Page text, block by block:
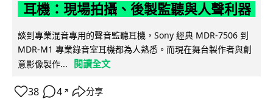
耳機：現場拍攝、後製監聽與人聲利器
談到專業混音專用的聲音監聽耳機，Sony 經典 MDR-7506 到
MDR-M1 專業錄音室耳機都為人熟悉。而現在舞台製作者與創
意影像製作...
閱讀全文
38 4 ↗ 分享